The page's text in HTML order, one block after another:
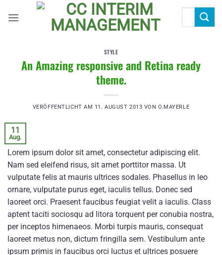
Inhalt
Suchen
STYLE
An Amazing responsive and Retina ready
theme.
VERÖFFENTLICHT AM 11. AUGUST 2013 VONO.MAYERLE
11
Aug.
Lorem ipsum dolor sit amet, consectetur adipiscing elit.
Nam sed eleifend risus, sit amet porttitor massa. Ut
vulputate felis at mauris ultrices sodales. Phasellus in leo
ornare, vulputate purus eget, iaculis tellus. Donec sed
laoreet orci. Praesent faucibus feugiat velit a iaculis. Class
aptent taciti sociosqu ad litora torquent per conubia nostra,
per inceptos himenaeos. Morbi turpis mauris, consequat
laoreet metus non, dictum fringilla sem. Vestibulum ante
ipsum primis in faucibus orci luctus et ultrices posuere